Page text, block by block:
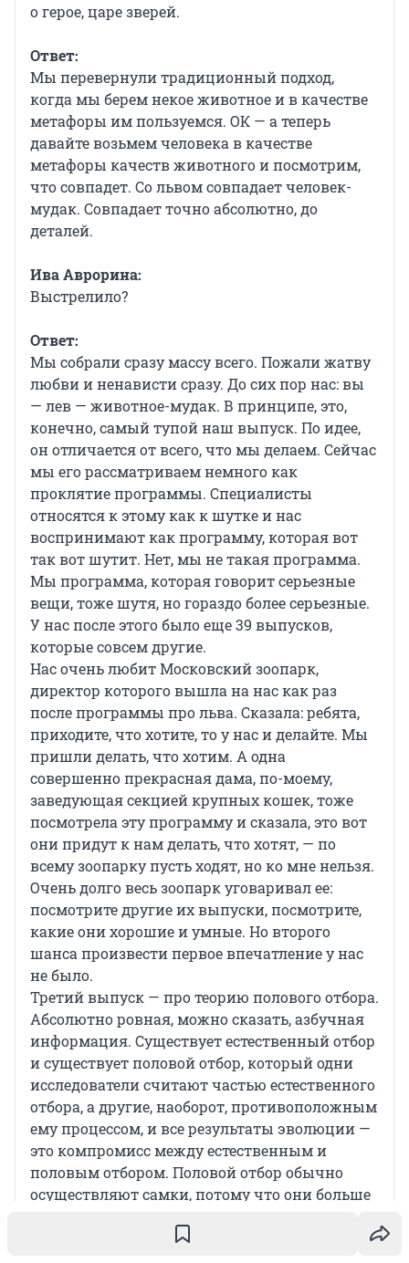
о герое, царе зверей.
Ответ:
Мы перевернули традиционный подход,
когда мы берем некое животное и в качестве
метафоры им пользуемся. ОК — а теперь
давайте возьмем человека в качестве
метафоры качеств животного и посмотрим,
что совпадет. Со львом совпадает человек-
мудак. Совпадает точно абсолютно, до
деталей.
Ива Аврорина:
Выстрелило?
Ответ:
Мы собрали сразу массу всего. Пожали жатву
любви и ненависти сразу. До сих пор нас: вы
— лев — животное-мудак. В принципе, это,
конечно, самый тупой наш выпуск. По идее,
он отличается от всего, что мы делаем. Сейчас
мы его рассматриваем немного как
проклятие программы. Специалисты
относятся к этому как к шутке и нас
воспринимают как программу, которая вот
так вот шутит. Нет, мы не такая программа.
Мы программа, которая говорит серьезные
вещи, тоже шутя, но гораздо более серьезные.
У нас после этого было еще 39 выпусков,
которые совсем другие.
Нас очень любит Московский зоопарк,
директор которого вышла на нас как раз
после программы про льва. Сказала: ребята,
приходите, что хотите, то у нас и делайте. Мы
пришли делать, что хотим. А одна
совершенно прекрасная дама, по-моему,
заведующая секцией крупных кошек, тоже
посмотрела эту программу и сказала, это вот
они придут к нам делать, что хотят, — по
всему зоопарку пусть ходят, но ко мне нельзя.
Очень долго весь зоопарк уговаривал ее:
посмотрите другие их выпуски, посмотрите,
какие они хорошие и умные. Но второго
шанса произвести первое впечатление у нас
не было.
Третий выпуск — про теорию полового отбора.
Абсолютно ровная, можно сказать, азбучная
информация. Существует естественный отбор
и существует половой отбор, который одни
исследователи считают частью естественного
отбора, а другие, наоборот, противоположным
ему процессом, и все результаты эволюции —
это компромисс между естественным и
половым отбором. Половой отбор обычно
осуществляют самки, потому что они больше
находятся на позиции выбирающего. Поэтому